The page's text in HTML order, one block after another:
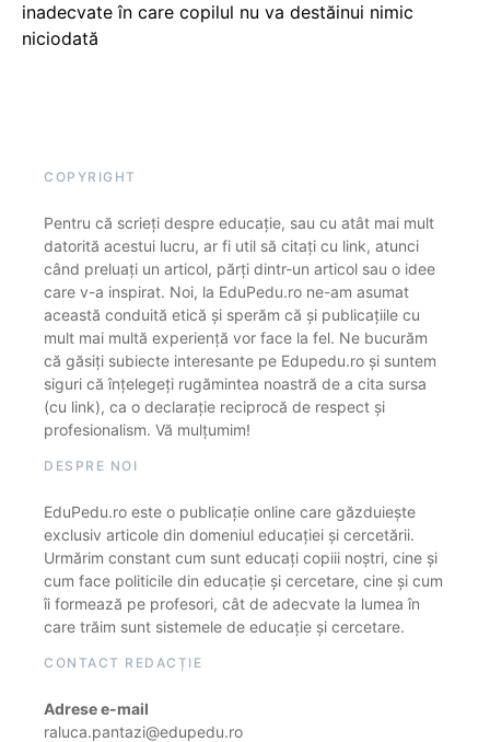
inadecvate în care copilul nu va destăinui nimic
niciodată
COPYRIGHT
Pentru că scrieți despre educație, sau cu atât mai mult
datorită acestui lucru, ar fi util să citați cu link, atunci
când preluați un articol, părți dintr-un articol sau o idee
care v-a inspirat. Noi, la EduPedu.ro ne-am asumat
această conduită etică și sperăm că și publicațiile cu
mult mai multă experiență vor face la fel. Ne bucurăm
că găsiți subiecte interesante pe Edupedu.ro și suntem
siguri că înțelegeți rugămintea noastră de a cita sursa
(cu link), ca o declarație reciprocă de respect și
profesionalism. Vă mulțumim!
DESPRE NOI
EduPedu.ro este o publicație online care găzduiește
exclusiv articole din domeniul educației și cercetării.
Urmărim constant cum sunt educați copiii noștri, cine și
cum face politicile din educație și cercetare, cine și cum
îi formează pe profesori, cât de adecvate la lumea în
care trăim sunt sistemele de educație și cercetare.
CONTACT REDACȚIE
Adrese e-mail
raluca.pantazi@edupedu.ro